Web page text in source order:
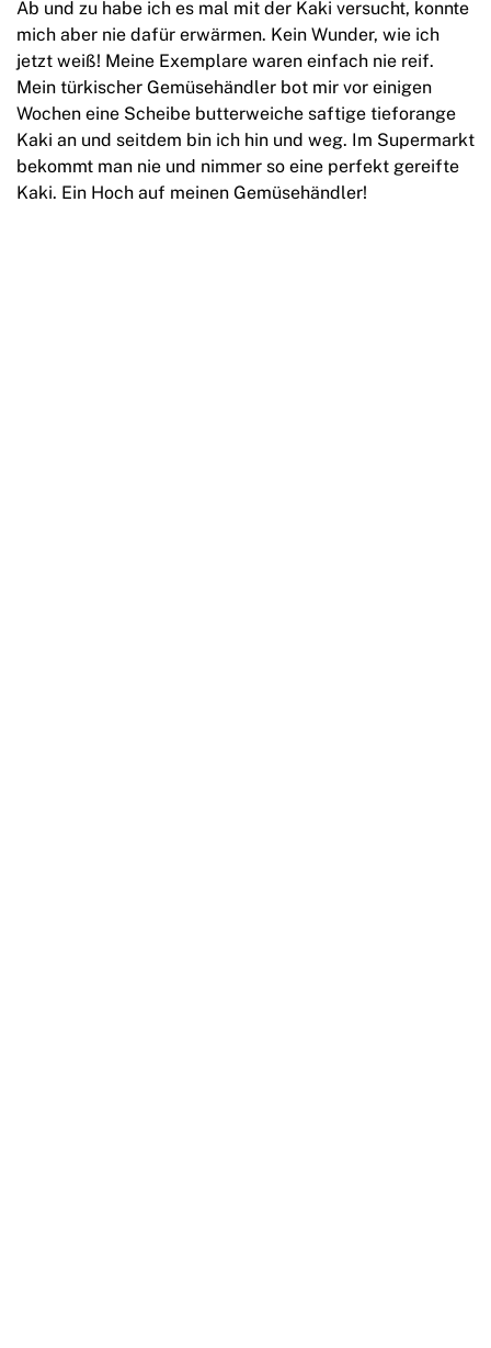
Ab und zu habe ich es mal mit der Kaki versucht, konnte
mich aber nie dafür erwärmen. Kein Wunder, wie ich
jetzt weiß! Meine Exemplare waren einfach nie reif.
Mein türkischer Gemüsehändler bot mir vor einigen
Wochen eine Scheibe butterweiche saftige tieforange
Kaki an und seitdem bin ich hin und weg. Im Supermarkt
bekommt man nie und nimmer so eine perfekt gereifte
Kaki. Ein Hoch auf meinen Gemüsehändler!